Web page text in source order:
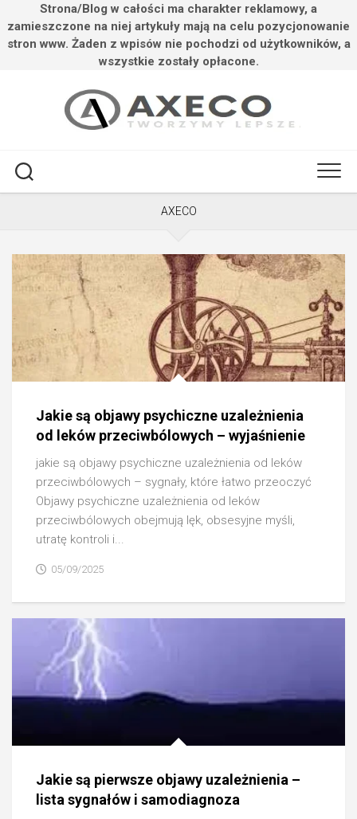
Strona/Blog w całości ma charakter reklamowy, a
zamieszczone na niej artykuły mają na celu pozycjonowanie
stron www. Żaden z wpisów nie pochodzi od użytkowników, a
wszystkie zostały opłacone.
AXECO
Jakie są objawy psychiczne uzależnienia
od leków przeciwbólowych – wyjaśnienie
jakie są objawy psychiczne uzależnienia od leków
przeciwbólowych – sygnały, które łatwo przeoczyć
Objawy psychiczne uzależnienia od leków
przeciwbólowych obejmują lęk, obsesyjne myśli,
utratę kontroli i...
05/09/2025
Jakie są pierwsze objawy uzależnienia –
lista sygnałów i samodiagnoza